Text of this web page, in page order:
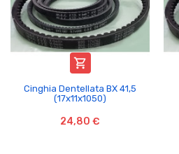

Cinghia Dentellata BX 41,5
(17x11x1050)
24,80 €